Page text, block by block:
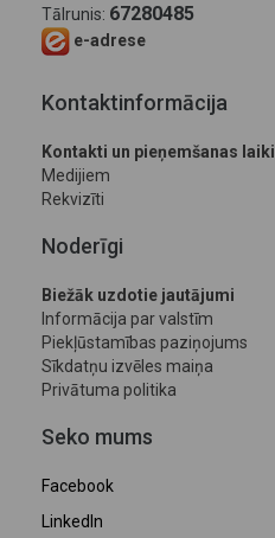
Tālrunis: 67280485
e-adrese
Kontaktinformācija
Kontakti un pieņemšanas laiki
Medijiem
Rekvizīti
Noderīgi
Biežāk uzdotie jautājumi
Informācija par valstīm
Piekļūstamības paziņojums
Sīkdatņu izvēles maiņa
Privātuma politika
Seko mums
Facebook
LinkedIn